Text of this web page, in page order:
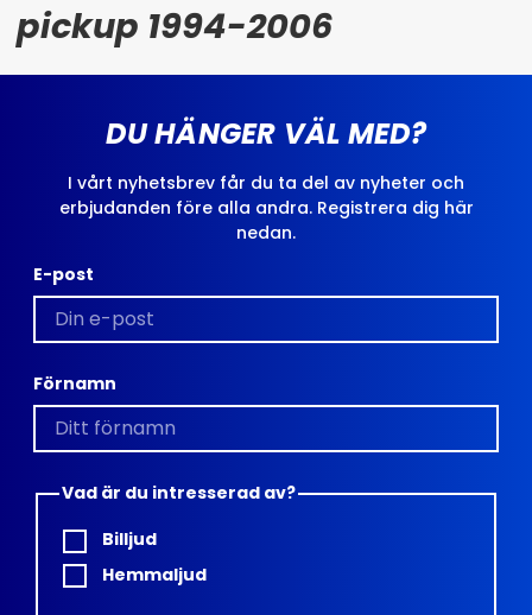
pickup 1994-2006
DU HÄNGER VÄL MED?
I vårt nyhetsbrev får du ta del av nyheter och
erbjudanden före alla andra. Registrera dig här
nedan.
E-post
Förnamn
Vad är du intresserad av?
Billjud
Hemmaljud